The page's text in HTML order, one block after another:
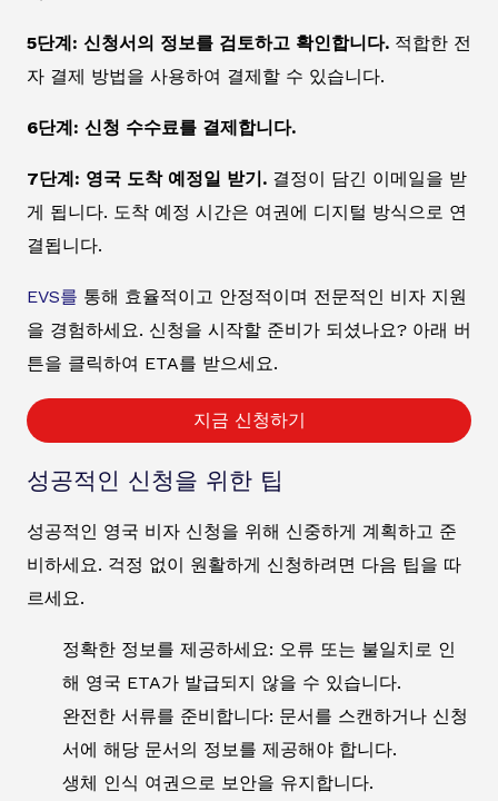
5단계: 신청서의 정보를 검토하고 확인합니다. 적합한 전
자 결제 방법을 사용하여 결제할 수 있습니다.
6단계: 신청 수수료를 결제합니다.
7단계: 영국 도착 예정일 받기. 결정이 담긴 이메일을 받
게 됩니다. 도착 예정 시간은 여권에 디지털 방식으로 연
결됩니다.
EVS를 통해 효율적이고 안정적이며 전문적인 비자 지원
을 경험하세요. 신청을 시작할 준비가 되셨나요? 아래 버
튼을 클릭하여 ETA를 받으세요.
지금 신청하기
성공적인 신청을 위한 팁
성공적인 영국 비자 신청을 위해 신중하게 계획하고 준
비하세요. 걱정 없이 원활하게 신청하려면 다음 팁을 따
르세요.
정확한 정보를 제공하세요: 오류 또는 불일치로 인
해 영국 ETA가 발급되지 않을 수 있습니다.
완전한 서류를 준비합니다: 문서를 스캔하거나 신청
서에 해당 문서의 정보를 제공해야 합니다.
생체 인식 여권으로 보안을 유지합니다.